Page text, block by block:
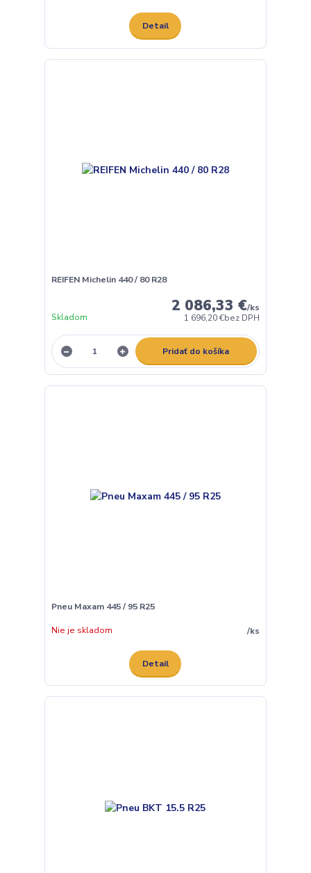
Detail
REIFEN Michelin 440 / 80 R28
2 086,33 €/ks
1 696,20 €bez DPH
Skladom
Pridať do košíka
Pneu Maxam 445 / 95 R25
/ks
Nie je skladom
Detail